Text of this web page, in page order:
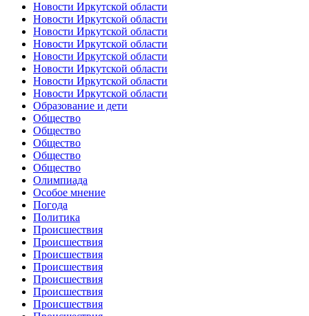
Новости Иркутской области
Новости Иркутской области
Новости Иркутской области
Новости Иркутской области
Новости Иркутской области
Новости Иркутской области
Новости Иркутской области
Новости Иркутской области
Образование и дети
Общество
Общество
Общество
Общество
Общество
Олимпиада
Особое мнение
Погода
Политика
Происшествия
Происшествия
Происшествия
Происшествия
Происшествия
Происшествия
Происшествия